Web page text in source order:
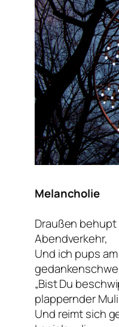
Melancholie
Draußen
Abendverkehr,
Und ich pups
„Bist Du
plappernder
Und reimt sich